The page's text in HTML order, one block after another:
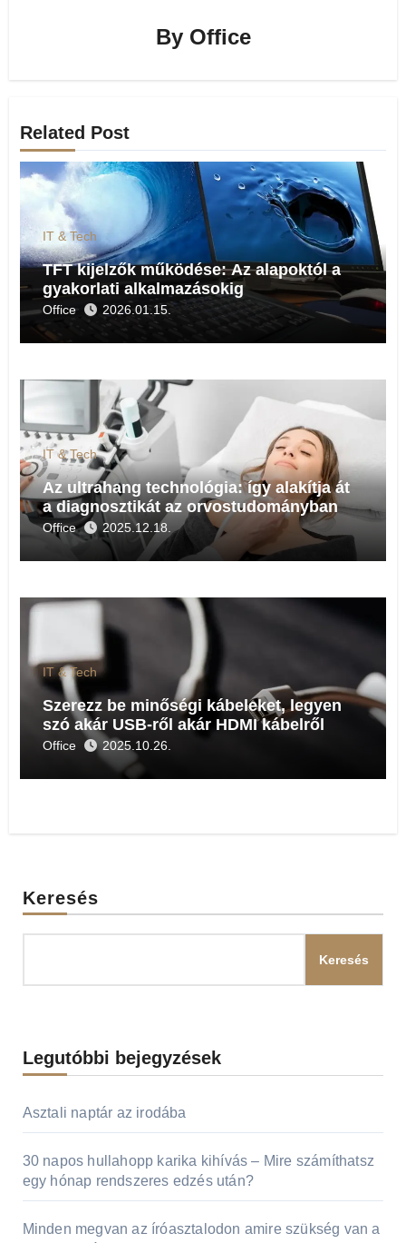
By Office
Related Post
IT & Tech
TFT kijelzők működése: Az alapoktól a
gyakorlati alkalmazásokig
Office 2026.01.15.
IT & Tech
Az ultrahang technológia: így alakítja át
a diagnosztikát az orvostudományban
Office 2025.12.18.
IT & Tech
Szerezz be minőségi kábeleket, legyen
szó akár USB-ről akár HDMI kábelről
Office 2025.10.26.
Keresés
Keresés
Legutóbbi bejegyzések
Asztali naptár az irodába
30 napos hullahopp karika kihívás – Mire számíthatsz
egy hónap rendszeres edzés után?
Minden megvan az íróasztalodon amire szükség van a